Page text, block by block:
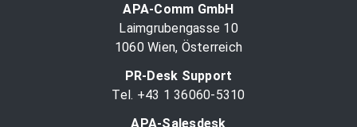
APA-Comm GmbH
Laimgrubengasse 10
1060 Wien, Österreich
PR-Desk Support
Tel. +43 1 36060-5310
APA-Salesdesk